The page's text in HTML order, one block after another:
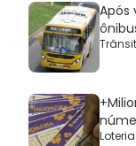
Após